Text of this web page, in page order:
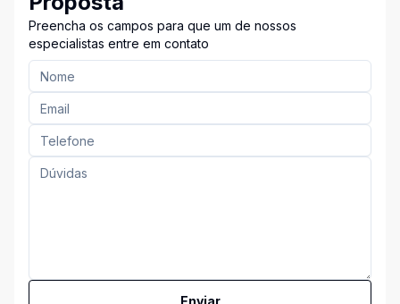
Preencha os campos para que um de nossos
especialistas entre em contato
Enviar